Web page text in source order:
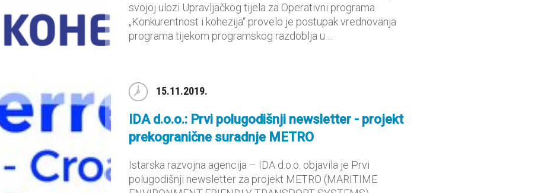
svojoj ulozi Upravljačkog tijela za Operativni programa
„Konkurentnost i kohezija“ provelo je postupak vrednovanja
programa tijekom programskog razdoblja u ...
15.11.2019.
IDA d.o.o.: Prvi polugodišnji newsletter - projekt
prekogranične suradnje METRO
Istarska razvojna agencija – IDA d.o.o. objavila je Prvi
polugodišnji newsletter za projekt METRO (MARITIME